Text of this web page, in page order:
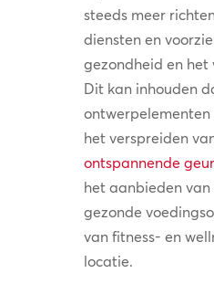
steeds meer
diensten en
gezondheid en het
Dit kan inhouden
het verspreiden
ontspannende
het aanbieden
gezonde
van fitness- en
locatie.